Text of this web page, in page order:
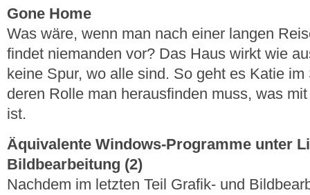
Gone Home
Was wäre, wenn man nach einer langen
findet niemanden vor? Das Haus wirkt wie
keine Spur, wo alle sind. So geht es Katie im
deren Rolle man herausfinden muss, was
ist.
Äquivalente Windows-Programme unter
Bildbearbeitung (2)
Nachdem im letzten Teil Grafik- und